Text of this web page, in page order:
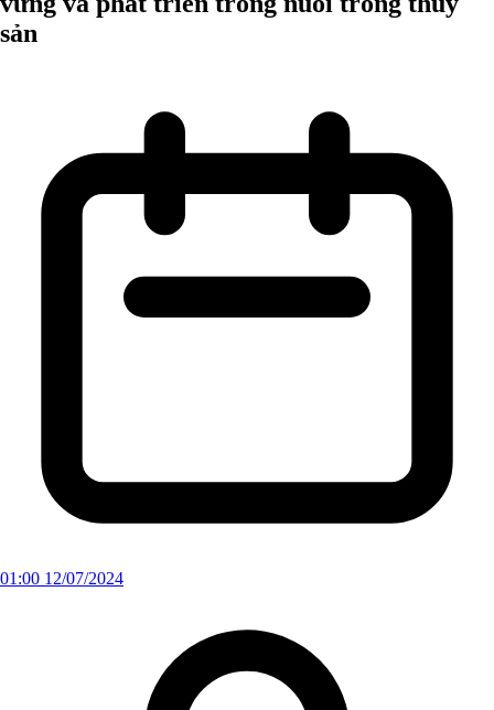
sản
01:00 12/07/2024